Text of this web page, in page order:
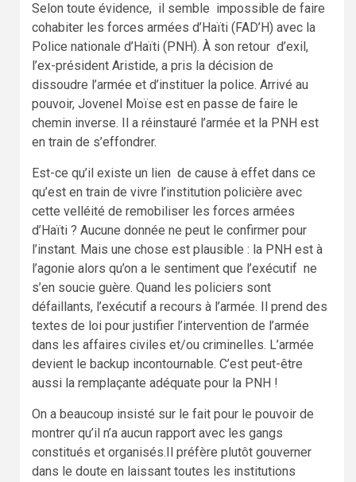
Selon toute évidence, il semble impossible de faire
cohabiter les forces armées d’Haïti (FAD’H) avec la
Police nationale d’Haïti (PNH). À son retour d’exil,
l’ex-président Aristide, a pris la décision de
dissoudre l’armée et d’instituer la police. Arrivé au
pouvoir, Jovenel Moïse est en passe de faire le
chemin inverse. Il a réinstauré l’armée et la PNH est
en train de s’effondrer.
Est-ce qu’il existe un lien de cause à effet dans ce
qu’est en train de vivre l’institution policière avec
cette velléité de remobiliser les forces armées
d’Haïti ? Aucune donnée ne peut le confirmer pour
l’instant. Mais une chose est plausible : la PNH est à
l’agonie alors qu’on a le sentiment que l’exécutif ne
s’en soucie guère. Quand les policiers sont
défaillants, l’exécutif a recours à l’armée. Il prend des
textes de loi pour justifier l’intervention de l’armée
dans les affaires civiles et/ou criminelles. L’armée
devient le backup incontournable. C’est peut-être
aussi la remplaçante adéquate pour la PNH !
On a beaucoup insisté sur le fait pour le pouvoir de
montrer qu’il n’a aucun rapport avec les gangs
constitués et organisés.Il préfère plutôt gouverner
dans le doute en laissant toutes les institutions